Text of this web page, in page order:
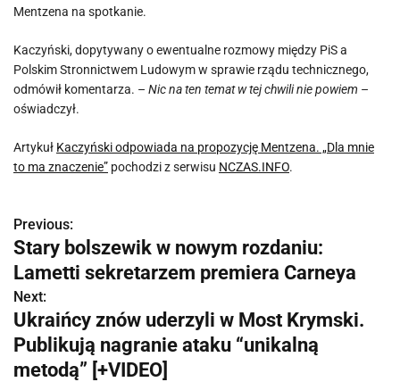
Mentzena na spotkanie.
Kaczyński, dopytywany o ewentualne rozmowy między PiS a
Polskim Stronnictwem Ludowym w sprawie rządu technicznego,
odmówił komentarza. – Nic na ten temat w tej chwili nie powiem –
oświadczył.
Artykuł Kaczyński odpowiada na propozycję Mentzena. „Dla mnie
to ma znaczenie” pochodzi z serwisu NCZAS.INFO.
N
a
w
i
g
Previous:
Stary bolszewik w nowym rozdaniu:
Lametti sekretarzem premiera Carneya
Next:
Ukraińcy znów uderzyli w Most Krymski.
Publikują nagranie ataku “unikalną
metodą” [+VIDEO]